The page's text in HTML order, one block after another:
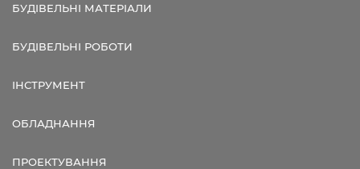
БУДІВЕЛЬНІ МАТЕРІАЛИ
БУДІВЕЛЬНІ РОБОТИ
ІНСТРУМЕНТ
ОБЛАДНАННЯ
ПРОЕКТУВАННЯ